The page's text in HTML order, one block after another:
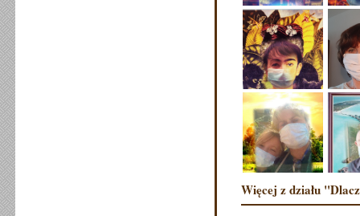
Więcej z działu